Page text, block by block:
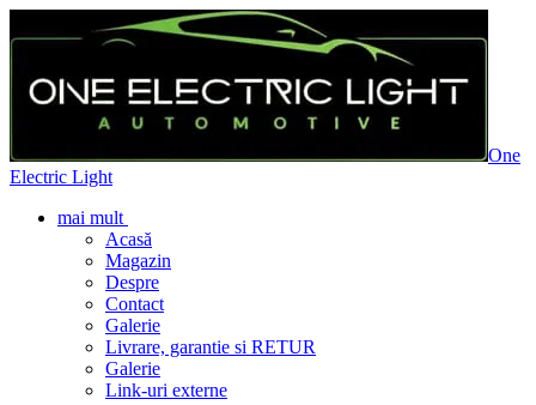
One
Electric Light
mai mult
Acasă
Magazin
Despre
Contact
Galerie
Livrare, garantie si RETUR
Galerie
Link-uri externe